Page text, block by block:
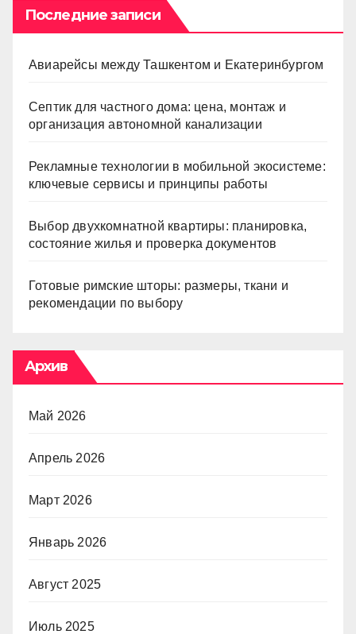
Последние записи
Авиарейсы между Ташкентом и Екатеринбургом
Септик для частного дома: цена, монтаж и
организация автономной канализации
Рекламные технологии в мобильной экосистеме:
ключевые сервисы и принципы работы
Выбор двухкомнатной квартиры: планировка,
состояние жилья и проверка документов
Готовые римские шторы: размеры, ткани и
рекомендации по выбору
Архив
Май 2026
Апрель 2026
Март 2026
Январь 2026
Август 2025
Июль 2025